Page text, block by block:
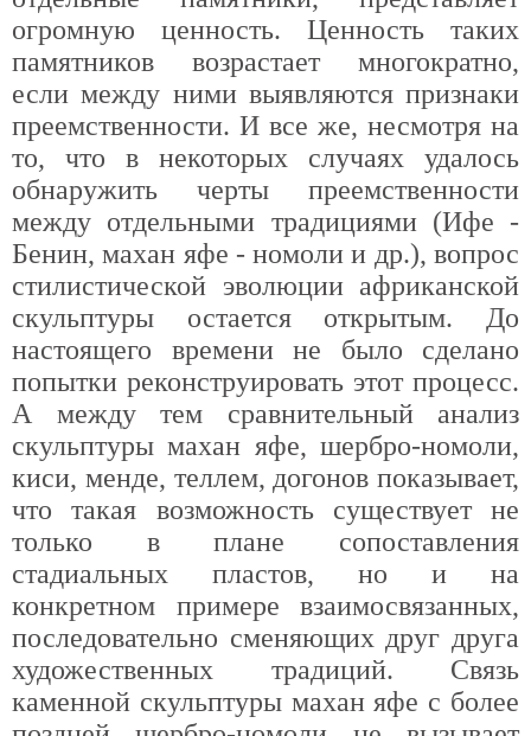
огромную ценность. Ценность таких
памятников возрастает многократно,
если между ними выявляются признаки
преемственности. И все же, несмотря на
то, что в некоторых случаях удалось
обнаружить черты преемственности
между отдельными традициями (Ифе -
Бенин, махан яфе - номоли и др.), вопрос
стилистической эволюции африканской
скульптуры остается открытым. До
настоящего времени не было сделано
попытки реконструировать этот процесс.
А между тем сравнительный анализ
скульптуры махан яфе, шербро-номоли,
киси, менде, теллем, догонов показывает,
что такая возможность существует не
только в плане сопоставления
стадиальных пластов, но и на
конкретном примере взаимосвязанных,
последовательно сменяющих друг друга
художественных традиций. Связь
каменной скульптуры махан яфе с более